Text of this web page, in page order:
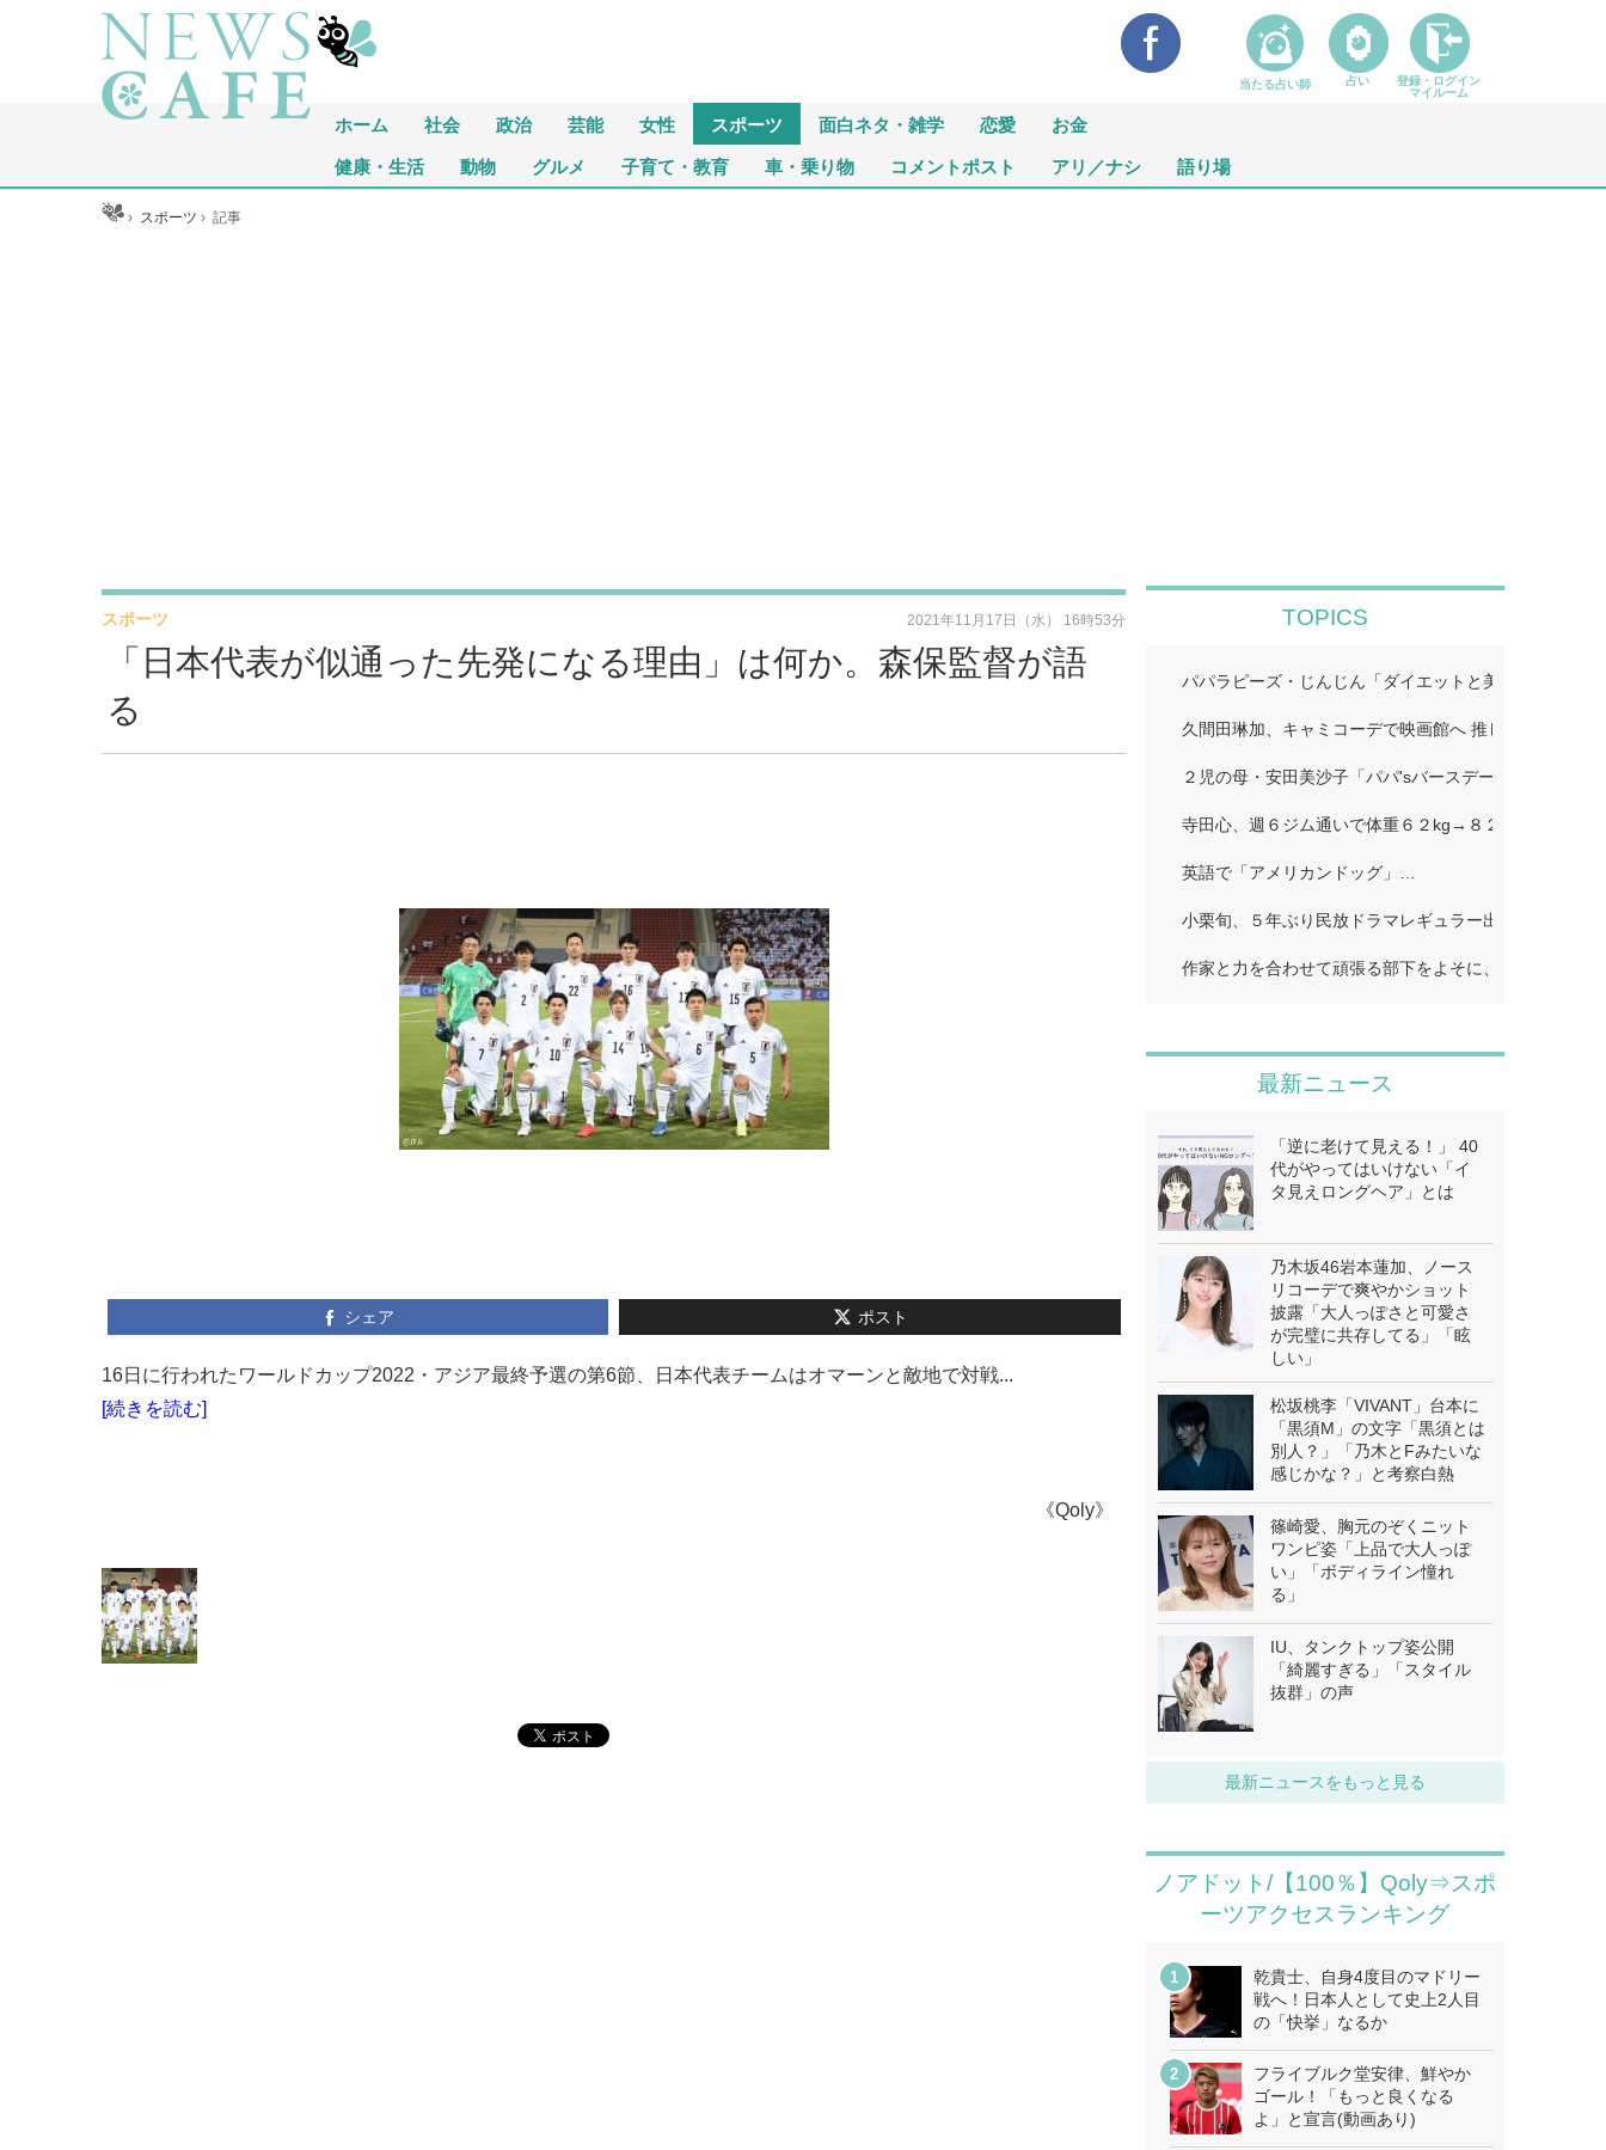
ホーム 社会 政治 芸能 女性 スポーツ 面白ネタ・雑学 恋愛 お金
健康・生活 動物 グルメ 子育て・教育 車・乗り物 コメントポスト アリ／ナシ 語り場
ホーム › スポーツ ›記事
「日本代表が似通った先発になる理由」は何か。森保監督が語
る
スポーツ 2021年11月17日（水） 16時53分
シェア ポスト
16日に行われたワールドカップ2022・アジア最終予選の第6節、日本代表チームはオマーンと敵地で対戦...
[続きを読む]
《Qoly》
TOPICS
パパラピーズ・じんじん「ダイエットと美肌に超良い
久間田琳加、キャミコーデで映画館へ 推し活ショット
２児の母・安田美沙子「パパ'sバースデー」…
寺田心、週６ジム通いで体重６２kg→８２kgに １１０
英語で「アメリカンドッグ」…
小栗旬、５年ぶり民放ドラマレギュラー出演…
作家と力を合わせて頑張る部下をよそに、上司は陰で
最新ニュース
「逆に老けて見える！」 40
代がやってはいけない「イ
タ見えロングヘア」とは
乃木坂46岩本蓮加、ノース
リコーデで爽やかショット
披露「大人っぽさと可愛さ
が完璧に共存してる」「眩
しい」
松坂桃李「VIVANT」台本に
「黒須M」の文字「黒須とは
別人？」「乃木とFみたいな
感じかな？」と考察白熱
篠崎愛、胸元のぞくニット
ワンピ姿「上品で大人っぽ
い」「ボディライン憧れ
る」
IU、タンクトップ姿公開
「綺麗すぎる」「スタイル
抜群」の声
最新ニュースをもっと見る
ノアドット/【100％】Qoly⇒スポ
ーツアクセスランキング
乾貴士、自身4度目のマドリー
戦へ！日本人として史上2人目
の「快挙」なるか
フライブルク堂安律、鮮やか
ゴール！「もっと良くなる
よ」と宣言(動画あり)
当たる占い師 占い
登録・ログイン
マイルーム